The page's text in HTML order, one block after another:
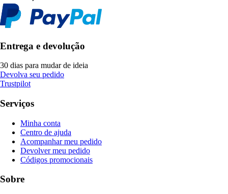
Entrega e devolução
30 dias para mudar de ideia
Devolva seu pedido
Trustpilot
Serviços
Minha conta
Centro de ajuda
Acompanhar meu pedido
Devolver meu pedido
Códigos promocionais
Sobre